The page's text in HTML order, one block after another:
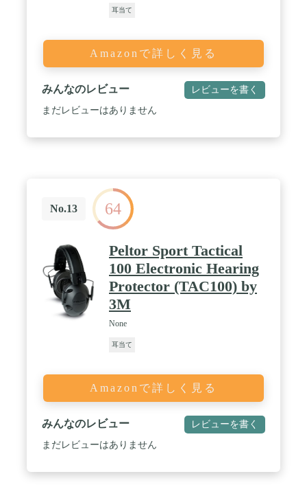
耳当て
Amazonで詳しく見る
みんなのレビュー レビューを書く
まだレビューはありません
No.13 64
Peltor Sport Tactical
100 Electronic Hearing
Protector (TAC100) by
3M
None
耳当て
Amazonで詳しく見る
みんなのレビュー レビューを書く
まだレビューはありません